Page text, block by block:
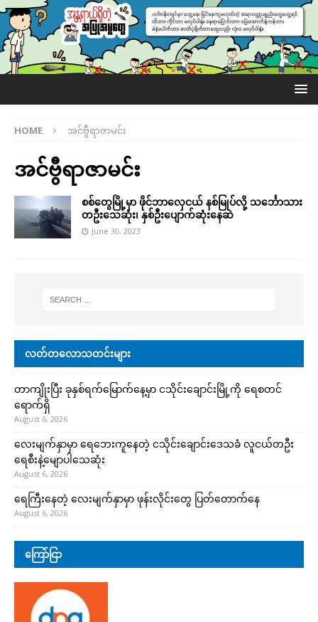
HOME အင်ဗွီရာဇာမင်း
အင်ဗွီရာဇာမင်း
စစ်တွေမြို့မှာ ဖိုင်ဘာလှေငယ် နစ်မြုပ်လို့ သင်္ဘောသား
တဦးသေဆုံး၊ နှစ်ဦးပျောက်ဆုံးနေဆဲ
June 30, 2023
လတ်တလောသတင်းများ
တာကျိုးပြီး ခုနှစ်ရက်မြောက်နေ့မှာ ငသိုင်းချောင်းမြို့ကို ရေစတင်
ရောက်ရှိ
August 6, 2026
လေးမျက်နှာမှာ ရေဘေးကူနေတဲ့ ငသိုင်းချောင်းဒေသခံ လူငယ်တဦး
ရေစီးနဲ့မျောပါသေဆုံး
August 6, 2026
ရေကြီးနေတဲ့ လေးမျက်နှာမှာ ဖုန်းလိုင်းတွေ ပြတ်တောက်နေ
August 6, 2026
ကြော်ငြာ